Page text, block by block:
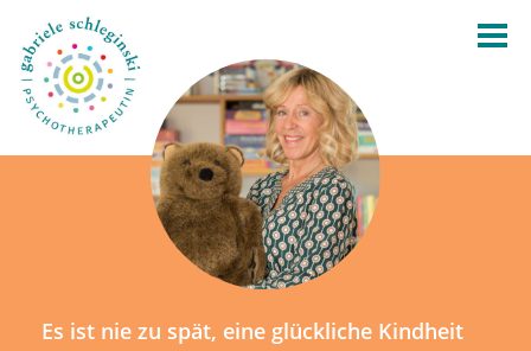
Es ist nie zu spät, eine glückliche Kindheit